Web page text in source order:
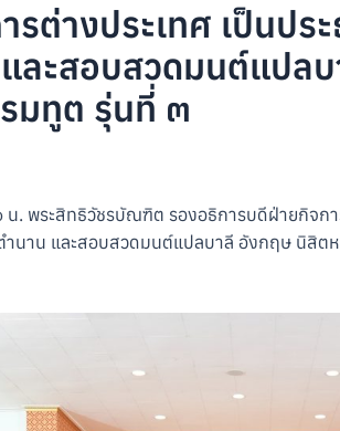
ต่างประเทศ เป็นป
ละสอบสวดมนต์แปล
มทูต รุ่นที่ ๓
พระสิทธิวัชรบัณฑิต รองอธิการบดีฝ่ายกิจกา
นาน และสอบสวดมนต์แปลบาลี อังกฤษ นิสิ